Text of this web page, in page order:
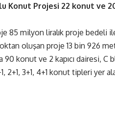
Konut Projesi 22 konut ve
85 milyon liralık proje bedeli
oluşan proje 13 bin 926
konut ve 2 kapıcı dairesi, C
2+1, 3+1, 4+1 konut tipleri yer